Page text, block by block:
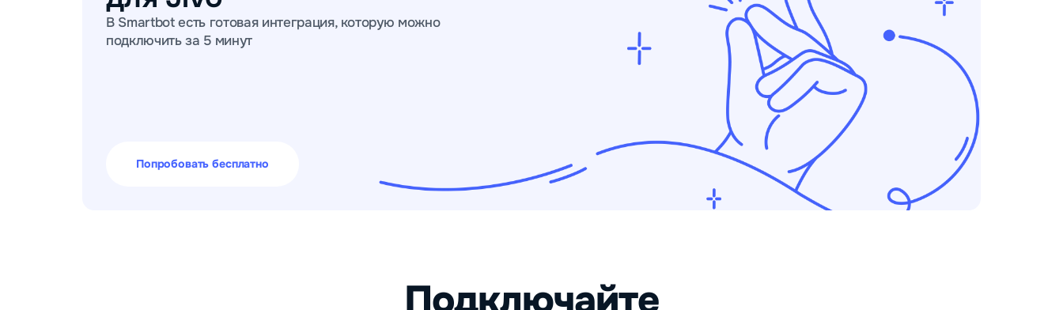
В Smartbot есть готовая интеграция, которую можно
подключить за 5 минут
Попробовать бесплатно